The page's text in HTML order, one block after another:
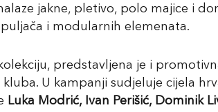
jakne, pletivo, polo majice i
i modularnih elemenata.
predstavljena je i
U kampanji sudjeluje cijela
Luka Modrić, Ivan Perišić, Dominik